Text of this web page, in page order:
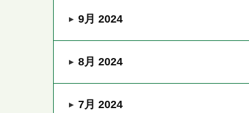
9月 2024
8月 2024
7月 2024